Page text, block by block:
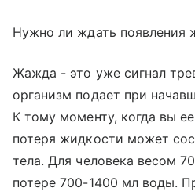
Нужно ли ждать появления
Жажда - это уже сигнал
организм подает при
К тому моменту, когда вы
потеря жидкости может
тела. Для человека весом
потере 700-1400 мл воды.